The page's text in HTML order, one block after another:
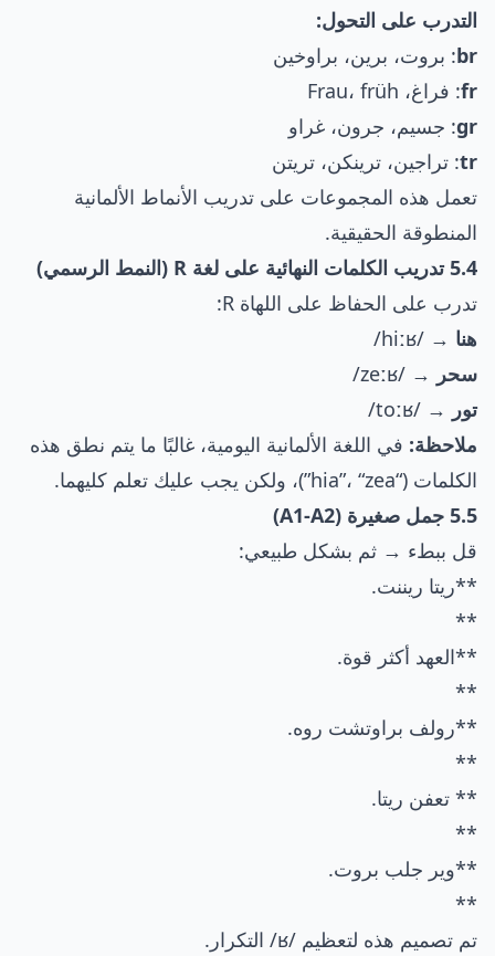
التدرب على التحول:
br: بروت، برين، براوخين
fr: فراغ، Frau، früh
gr: جسيم، جرون، غراو
tr: تراجين، ترينكن، تريتن
تعمل هذه المجموعات على تدريب الأنماط الألمانية
المنطوقة الحقيقية.
5.4 تدريب الكلمات النهائية على لغة R (النمط الرسمي)
تدرب على الحفاظ على اللهاة R:
هنا → /hiːʁ/
سحر → /zeːʁ/
تور → /toːʁ/
ملاحظة: في اللغة الألمانية اليومية، غالبًا ما يتم نطق هذه
الكلمات (“hia”، “zea”)، ولكن يجب عليك تعلم كليهما.
5.5 جمل صغيرة (A1-A2)
قل ببطء → ثم بشكل طبيعي:
**ريتا ريننت.
**
**العهد أكثر قوة.
**
**رولف براوتشت روه.
**
** تعفن ريتا.
**
**وير جلب بروت.
**
تم تصميم هذه لتعظيم /ʁ/ التكرار.